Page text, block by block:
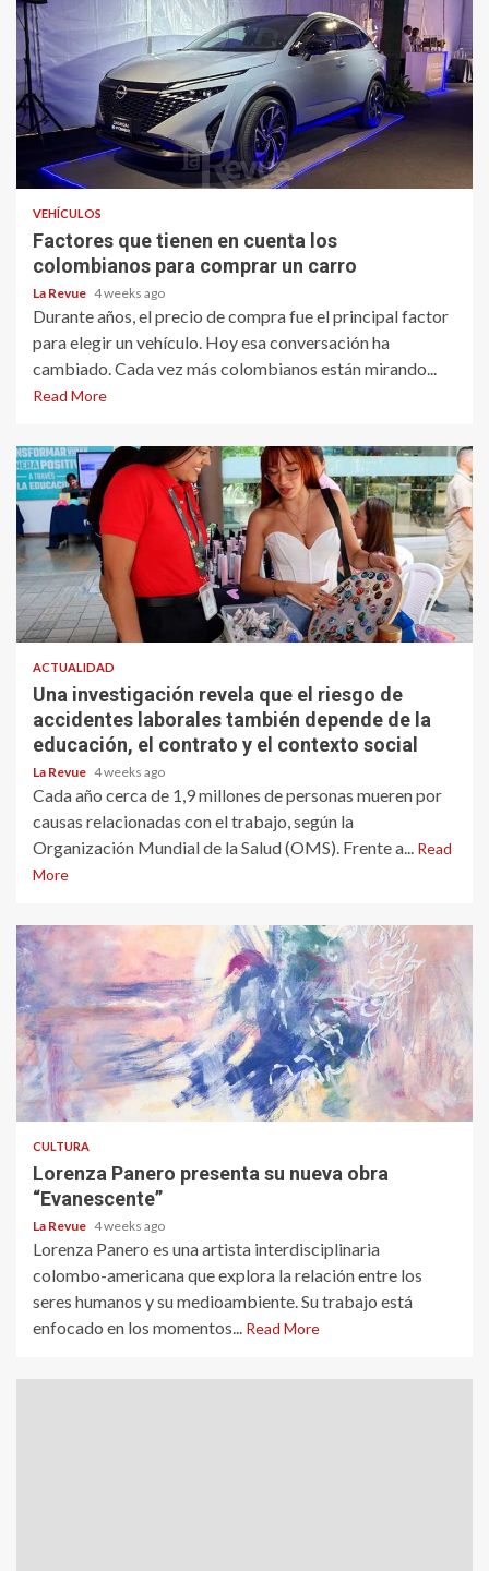
VEHÍCULOS
Factores que tienen en cuenta los
colombianos para comprar un carro
La Revue 4 weeks ago
Durante años, el precio de compra fue el principal factor
para elegir un vehículo. Hoy esa conversación ha
cambiado. Cada vez más colombianos están mirando...
Read More
ACTUALIDAD
Una investigación revela que el riesgo de
accidentes laborales también depende de la
educación, el contrato y el contexto social
La Revue 4 weeks ago
Cada año cerca de 1,9 millones de personas mueren por
causas relacionadas con el trabajo, según la
Organización Mundial de la Salud (OMS). Frente a... Read
More
CULTURA
Lorenza Panero presenta su nueva obra
“Evanescente”
La Revue 4 weeks ago
Lorenza Panero es una artista interdisciplinaria
colombo-americana que explora la relación entre los
seres humanos y su medioambiente. Su trabajo está
enfocado en los momentos... Read More